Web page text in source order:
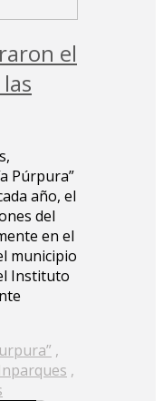
el
Púrpura”
año, el
del
en el
municipio
Instituto
,
Inparques ,